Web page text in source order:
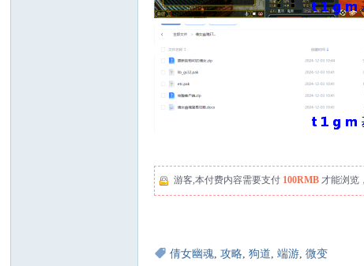
游客,本付费内容需要支付 100RMB 才能浏览
倩女幽魂,攻略,狗道,端游,微变